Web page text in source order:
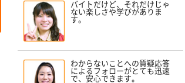
バイトだけど、それだけじゃ
ない楽しさや学びがありま
す。
わからないことへの質疑応答
によるフォローがとても迅速
で、安心できます。